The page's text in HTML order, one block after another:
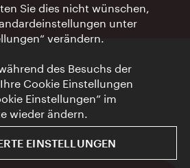
Sie dies nicht wünschen,
unter
verändern.
des Besuchs der
Cookie Einstellungen
Einstellungen” im
wieder ändern.
EINSTELLUNGEN